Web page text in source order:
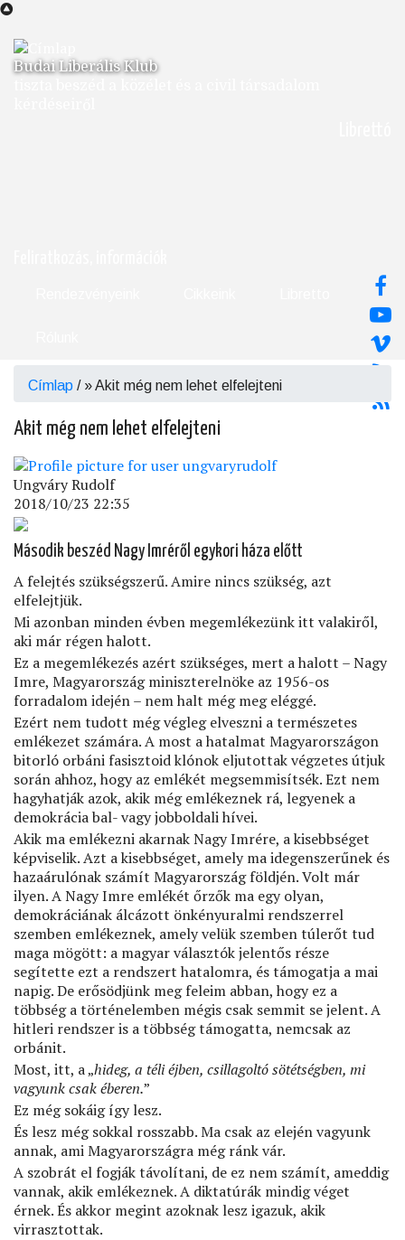
Ugrás
tartalomra
Budai Liberális Klub
Morzsa
Címlap / Akit még nem lehet elfelejteni
Akit még nem lehet elfelejteni
Ungváry Rudolf
2018/10/23 22:35
Második beszéd Nagy Imréről egykori háza előtt
A felejtés szükségszerű. Amire nincs szükség, azt
elfelejtjük.
Mi azonban minden évben megemlékezünk itt valakiről,
aki már régen halott.
Ez a megemlékezés azért szükséges, mert a halott – Nagy
Imre, Magyarország miniszterelnöke az 1956-os
forradalom idején – nem halt még meg eléggé.
Ezért nem tudott még végleg elveszni a természetes
emlékezet számára. A most a hatalmat Magyarországon
bitorló orbáni fasisztoid klónok eljutottak végzetes útjuk
során ahhoz, hogy az emlékét megsemmisítsék. Ezt nem
hagyhatják azok, akik még emlékeznek rá, legyenek a
demokrácia bal- vagy jobboldali hívei.
Akik ma emlékezni akarnak Nagy Imrére, a kisebbséget
képviselik. Azt a kisebbséget, amely ma idegenszerűnek és
hazaárulónak számít Magyarország földjén. Volt már
ilyen. A Nagy Imre emlékét őrzők ma egy olyan,
demokráciának álcázott önkényuralmi rendszerrel
szemben emlékeznek, amely velük szemben túlerőt tud
maga mögött: a magyar választók jelentős része
segítette ezt a rendszert hatalomra, és támogatja a mai
napig. De erősödjünk meg feleim abban, hogy ez a
többség a történelemben mégis csak semmit se jelent. A
hitleri rendszer is a többség támogatta, nemcsak az
orbánit.
Most, itt, a „hideg, a téli éjben, csillagoltó sötétségben, mi
vagyunk csak éberen.”
Ez még sokáig így lesz.
És lesz még sokkal rosszabb. Ma csak az elején vagyunk
annak, ami Magyarországra még ránk vár.
A szobrát el fogják távolítani, de ez nem számít, ameddig
vannak, akik emlékeznek. A diktatúrák mindig véget
érnek. És akkor megint azoknak lesz igazuk, akik
virrasztottak.